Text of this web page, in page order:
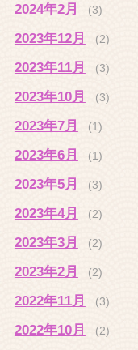
2024年2月 (3)
2023年12月 (2)
2023年11月 (3)
2023年10月 (3)
2023年7月 (1)
2023年6月 (1)
2023年5月 (3)
2023年4月 (2)
2023年3月 (2)
2023年2月 (2)
2022年11月 (3)
2022年10月 (2)